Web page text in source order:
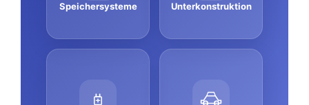
Speichersysteme Unterkonstruktion